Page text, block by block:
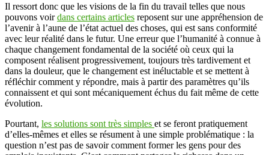
Il ressort donc que les visions de la fin du travail telles que nous
pouvons voirdans certains articles reposent sur une appréhension de
l’avenir à l’aune de l’état actuel des choses, qui est sans conformité
avec leur réalité dans le futur. Une erreur que l’humanité à connue à
chaque changement fondamental de la société où ceux qui la
composent réalisent progressivement, toujours très tardivement et
dans la douleur, que le changement est inéluctable et se mettent à
réfléchir comment y répondre, mais à partir des paramètres qu’ils
connaissent et qui sont mécaniquement échus du fait même de cette
évolution.
Pourtant, les solutions sont très simples et se feront pratiquement
d’elles-mêmes et elles se résument à une simple problématique : la
question n’est pas de savoir comment former les gens pour des